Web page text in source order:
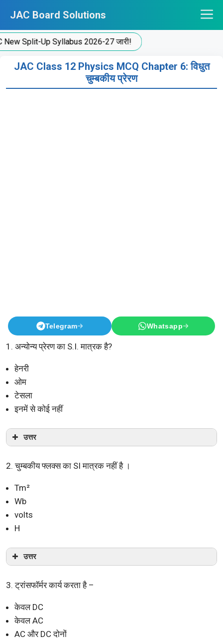
content
JAC Board Solutions
Split-Up Syllabus 2026-27 जारी!
JAC Class 12 Physics MCQ Chapter 6: विधुत
चुम्बकीय प्रेरण
Telegram Whatsapp
1. अन्योन्य प्रेरण का S.I. मात्रक है?
हेनरी
ओम
टेसला
इनमें से कोई नहीं
उत्तर
2. चुम्बकीय फ्लक्स का SI मात्रक नहीं है ।
Tm²
Wb
volts
H
उत्तर
3. ट्रांसफॉर्मर कार्य करता है –
केवल DC
केवल AC
AC और DC दोनों